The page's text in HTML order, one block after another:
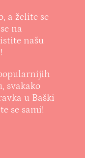
a želite se
na
našu
svakako
u Baški
se sami!